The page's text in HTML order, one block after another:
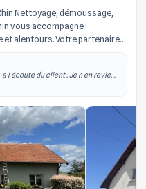
Nettoyage, démoussage,
vous accompagne !
et alentours. Votre partenaire
l écoute du client . Je n en reviens
toiture. Je recommande vivement